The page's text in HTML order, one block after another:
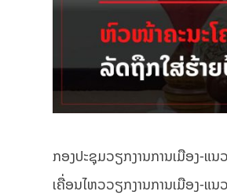
ກອງປະຊຸມວຽກງານການເມືອງ-ແ
ເຄື່ອນໄຫວວຽກງານການເມືອງ-ແ